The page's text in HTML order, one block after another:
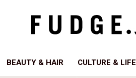
BEAUTY & HAIR CULTURE & LIFE